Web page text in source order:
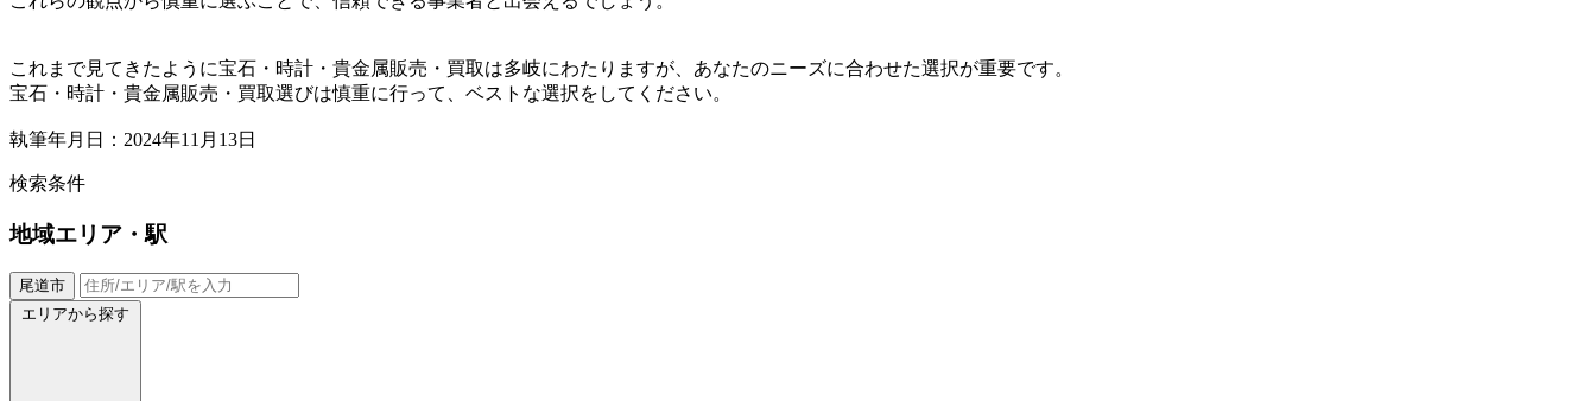
これまで見てきたように宝石・時計・貴金属販売・買取は多岐にわたりますが、あなたのニーズに合わせた選択が重要です。
宝石・時計・貴金属販売・買取選びは慎重に行って、ベストな選択をしてください。
執筆年月日：2024年11月13日
検索条件
地域エリア・駅
尾道市
エリアから探す